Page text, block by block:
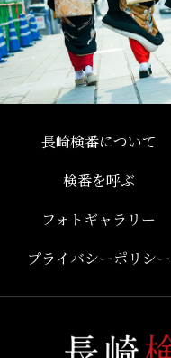
長崎検番について
検番を呼ぶ
フォトギャラリー
プライバシーポリシー